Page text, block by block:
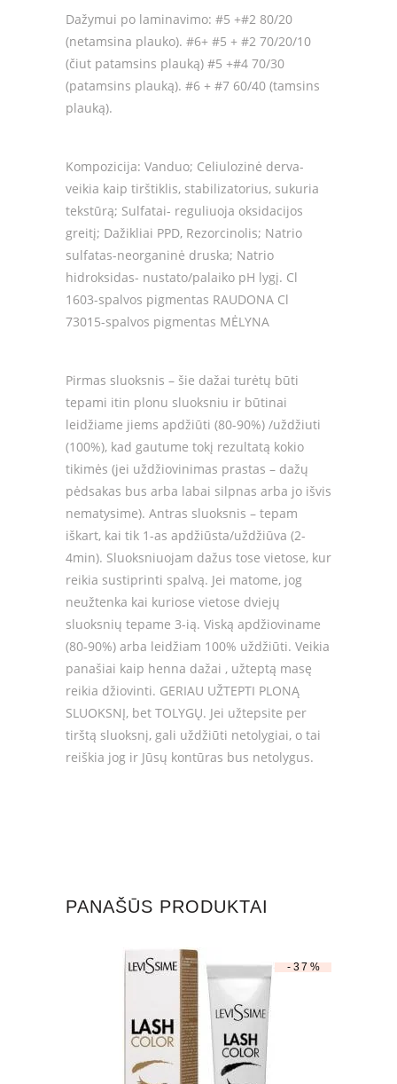
Dažymui po laminavimo: #5 +#2 80/20
(netamsina plauko). #6+ #5 + #2 70/20/10
(čiut patamsins plauką) #5 +#4 70/30
(patamsins plauką). #6 + #7 60/40 (tamsins
plauką).
Kompozicija: Vanduo; Celiulozinė derva-
veikia kaip tirštiklis, stabilizatorius, sukuria
tekstūrą; Sulfatai- reguliuoja oksidacijos
greitį; Dažikliai PPD, Rezorcinolis; Natrio
sulfatas-neorganinė druska; Natrio
hidroksidas- nustato/palaiko pH lygį. Cl
1603-spalvos pigmentas RAUDONA Cl
73015-spalvos pigmentas MĖLYNA
Pirmas sluoksnis – šie dažai turėtų būti
tepami itin plonu sluoksniu ir būtinai
leidžiame jiems apdžiūti (80-90%) /uždžiuti
(100%), kad gautume tokį rezultatą kokio
tikimės (jei uždžiovinimas prastas – dažų
pėdsakas bus arba labai silpnas arba jo išvis
nematysime). Antras sluoksnis – tepam
iškart, kai tik 1-as apdžiūsta/uždžiūva (2-
4min). Sluoksniuojam dažus tose vietose, kur
reikia sustiprinti spalvą. Jei matome, jog
neužtenka kai kuriose vietose dviejų
sluoksnių tepame 3-ią. Viską apdžioviname
(80-90%) arba leidžiam 100% uždžiūti. Veikia
panašiai kaip henna dažai , užteptą masę
reikia džiovinti. GERIAU UŽTEPTI PLONĄ
SLUOKSNĮ, bet TOLYGŲ. Jei užtepsite per
tirštą sluoksnį, gali uždžiūti netolygiai, o tai
reiškia jog ir Jūsų kontūras bus netolygus.
PANAŠŪS PRODUKTAI
-37%